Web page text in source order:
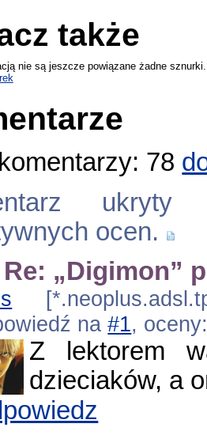
także
nie są jeszcze powiązane żadne sznurki.
78
ocen.
Re: „Digimon”
na#1,
Z lektorem
dzieciaków, a